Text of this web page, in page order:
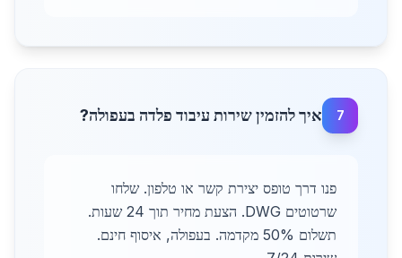
7 איך להזמין שירות עיבוד פלדה בעפולה?
פנו דרך טופס יצירת קשר או טלפון. שלחו
שרטוטים DWG. הצעת מחיר תוך 24 שעות.
תשלום 50% מקדמה. בעפולה, איסוף חינם.